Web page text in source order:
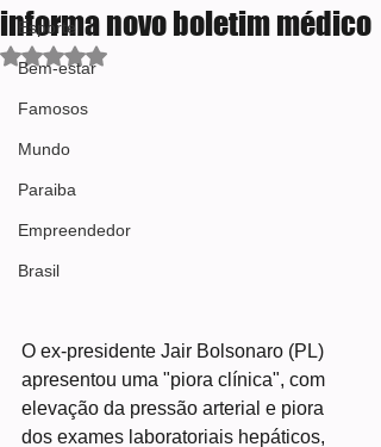
Esporte
Bem-estar
Famosos
Mundo
Paraiba
Empreendedor
Brasil
informa novo boletim médico
Avaliado com NaN de 5 estrelas.
O ex-presidente Jair Bolsonaro (PL)
apresentou uma "piora clínica", com
elevação da pressão arterial e piora
dos exames laboratoriais hepáticos,